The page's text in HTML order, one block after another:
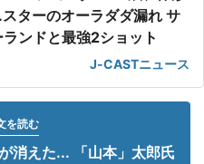
ターのオーラダダ漏れ サ
ンドと最強2ショット
J-CASTニュース
を読む
消えた... 「山本」太郎氏